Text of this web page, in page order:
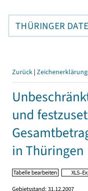
THÜRINGER
Zurück |
und
in Thüringen
Gebietsstand: 31.12.2007